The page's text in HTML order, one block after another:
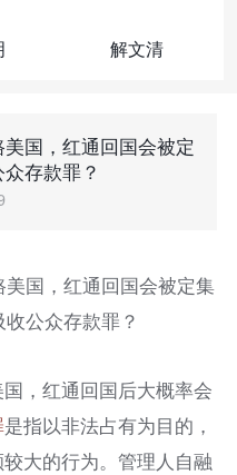
解文清
国，红通回国会被定
存款罪？
，红通回国后大概率会
是指以非法占有为目的，
大的行为。管理人自融